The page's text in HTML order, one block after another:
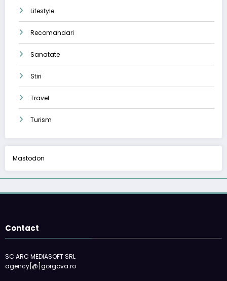
Lifestyle
Recomandari
Sanatate
Stiri
Travel
Turism
Mastodon
Contact
SC ARC MEDIASOFT SRL
agency[@]gorgova.ro